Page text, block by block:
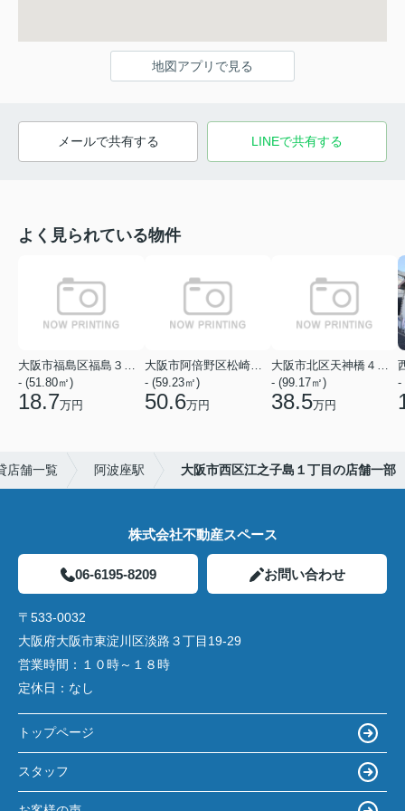
地図アプリで見る
メールで共有する LINEで共有する
よく見られている物件
- (51.80㎡)
18.7万円
- (59.23㎡)
50.6万円
- (99.17㎡)
38.5万円
-
店舗一覧 阿波座駅 大阪市西区江之子島１丁目の店舗一部
株式会社不動産スペース
06-6195-8209 お問い合わせ
〒533-0032
大阪府大阪市東淀川区淡路３丁目19-29
営業時間： １０時～１８時
定休日： なし
トップページ
スタッフ